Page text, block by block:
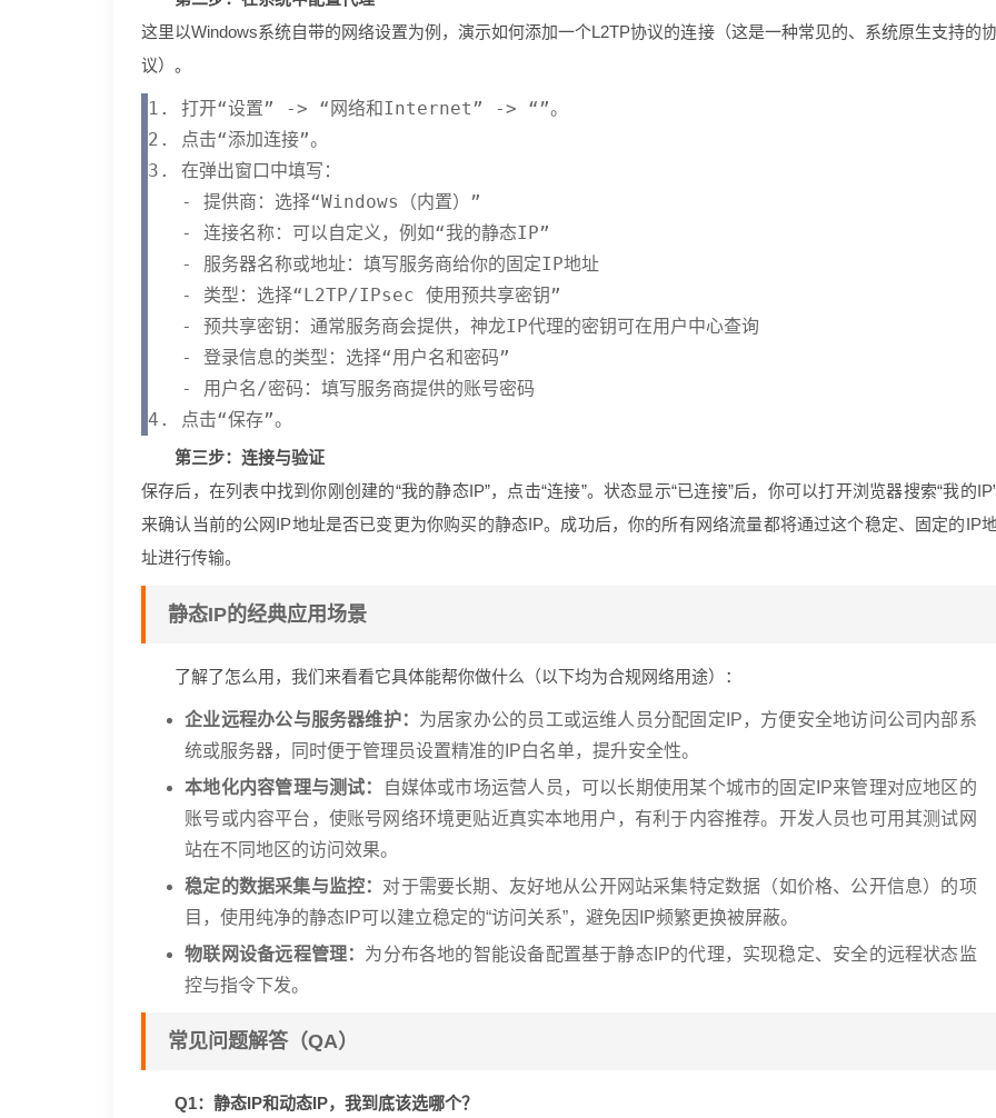
这里以Windows系统自带的网络设置为例，演示如何添加一个L2TP协议的连接（这是一种常见的、系统原生支持的
议）。
1. 打开“设置” -> “网络和Internet” -> “”。
2. 点击“添加连接”。
3. 在弹出窗口中填写：
   - 提供商：选择“Windows（内置）”
   - 连接名称：可以自定义，例如“我的静态IP”
   - 服务器名称或地址：填写服务商给你的固定IP地址
   - 类型：选择“L2TP/IPsec 使用预共享密钥”
   - 预共享密钥：通常服务商会提供，神龙IP代理的密钥可在用户中心查询
   - 登录信息的类型：选择“用户名和密码”
   - 用户名/密码：填写服务商提供的账号密码
第三步：连接与验证
保存后，在列表中找到你刚创建的“我的静态IP”，点击“连接”。状态显示“已连接”后，你可以打开浏览器搜索“我的
来确认当前的公网IP地址是否已变更为你购买的静态IP。成功后，你的所有网络流量都将通过这个稳定、固定的IP
址进行传输。
静态IP的经典应用场景
了解了怎么用，我们来看看它具体能帮你做什么（以下均为合规网络用途）：
企业远程办公与服务器维护： 为居家办公的员工或运维人员分配固定IP，方便安全地访问公司内部系
统或服务器，同时便于管理员设置精准的IP白名单，提升安全性。
本地化内容管理与测试：
自媒体或市场运营人员，可以长期使用某个城市的固定IP来管理对应地区的
账号或内容平台，使账号网络环境更贴近真实本地用户，有利于内容推荐。开发人员也可用其测试网
站在不同地区的访问效果。
稳定的数据采集与监控： 对于需要长期、友好地从公开网站采集特定数据（如价格、公开信息）的项
目，使用纯净的静态IP可以建立稳定的“访问关系”，避免因IP频繁更换被屏蔽。
物联网设备远程管理： 为分布各地的智能设备配置基于静态IP的代理，实现稳定、安全的远程状态监
控与指令下发。
常见问题解答（QA）
Q1：静态IP和动态IP，我到底该选哪个？